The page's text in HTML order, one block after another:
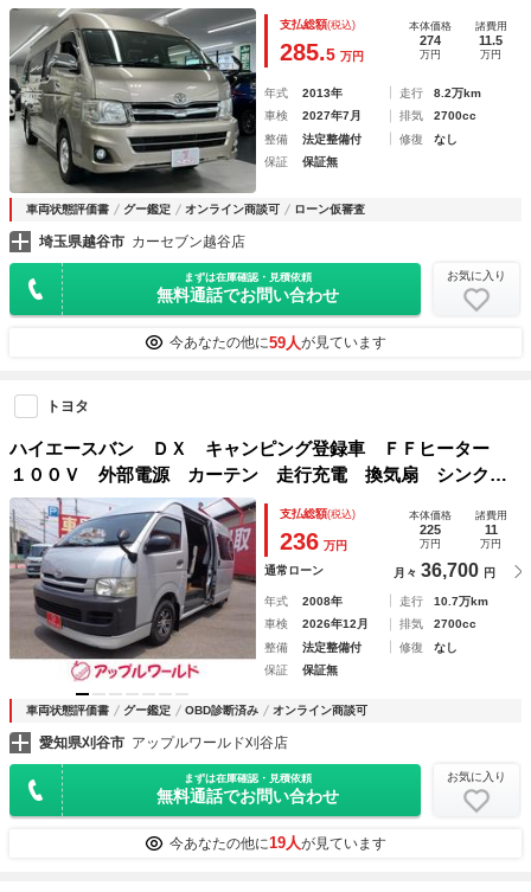
ベッド シンク サイドオーニング インバーター
支払総額(税込)
285.5 万円
本体価格
274
万円
諸費用
11.5
万円
年式 2013年 走行
8.2万km
車検
2027年7月 排気
2700cc
整備
法定整備付 修復
なし
保証
保証無
車両状態評価書 グー鑑定 オンライン商談可 ローン仮審査
埼玉県越谷市 カーセブン越谷店
まずは在庫確認・見積依頼
無料通話でお問い合わせ
お気に入り
今あなたの他に59人が見ています
トヨタ
ハイエースバン ＤＸ キャンピング登録車 ＦＦヒーター
１００Ｖ 外部電源 カーテン 走行充電 換気扇 シンク
（簡易）天井ライト シャワー（簡易）テーブル（簡易）収納
（上部）フローリング ＥＴＣ 社外ナビＴＶ Ｂカメラ
支払総額(税込)
236 万円
本体価格
225
万円
諸費用
11
万円
通常ローン 月々 36,700 円
年式 2008年 走行
10.7万km
車検
2026年12月 排気
2700cc
整備
法定整備付 修復
なし
保証
保証無
車両状態評価書 グー鑑定 OBD診断済み オンライン商談可
愛知県刈谷市 アップルワールド刈谷店
まずは在庫確認・見積依頼
無料通話でお問い合わせ
お気に入り
今あなたの他に19人が見ています